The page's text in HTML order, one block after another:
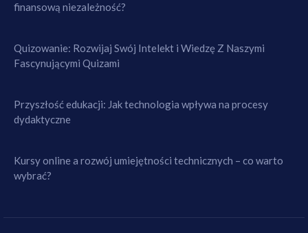
finansową niezależność?
Quizowanie: Rozwijaj Swój Intelekt i Wiedzę Z Naszymi
Fascynującymi Quizami
Przyszłość edukacji: Jak technologia wpływa na procesy
dydaktyczne
Kursy online a rozwój umiejętności technicznych – co warto
wybrać?